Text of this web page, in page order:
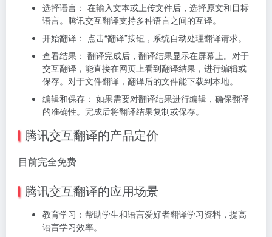
选择语言： 在输入文本或上传文件后，选择原文和目标
语言。腾讯交互翻译支持多种语言之间的互译。
开始翻译： 点击“翻译”按钮，系统自动处理翻译请求。
查看结果： 翻译完成后，翻译结果显示在屏幕上。对于
交互翻译，能直接在网页上看到翻译结果，进行编辑或
保存。对于文件翻译，翻译后的文件能下载到本地。
编辑和保存： 如果需要对翻译结果进行编辑，确保翻译
的准确性。完成后将翻译结果复制或保存。
腾讯交互翻译的产品定价
目前完全免费
腾讯交互翻译的应用场景
教育学习：帮助学生和语言爱好者翻译学习资料，提高
语言学习效率。